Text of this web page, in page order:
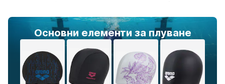
Основни елементи за плуване